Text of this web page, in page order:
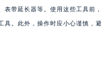
带延长器等。使用这些工具前，
具。此外，操作时应小心谨慎，避